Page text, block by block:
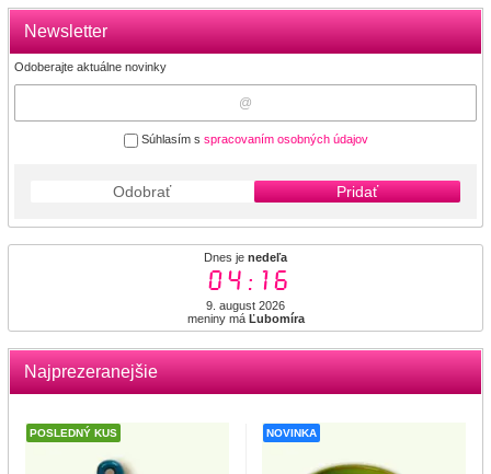
Newsletter
Odoberajte aktuálne novinky
Súhlasím s spracovaním osobných údajov
Odobrať Pridať
Dnes je nedeľa
04:16
9. august 2026
meniny má Ľubomíra
Najprezeranejšie
POSLEDNÝ KUS NOVINKA